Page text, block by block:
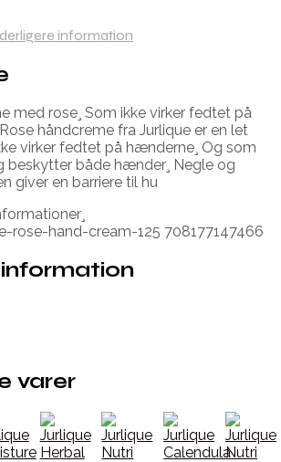
information
med rose¸ Som ikke virker fedtet på
håndcreme fra Jurlique er en let
virker fedtet på hænderne¸ Og som
beskytter både hænder¸ Negle og
giver en barriere til hu
rose-hand-cream-125 708177147466
varer